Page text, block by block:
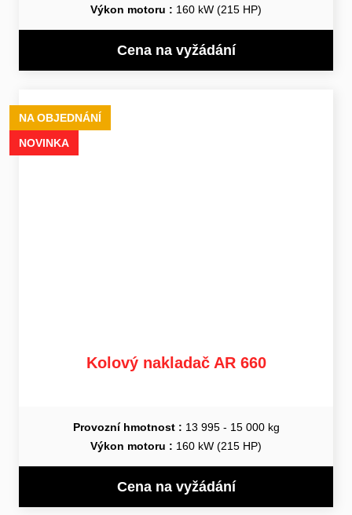
Výkon motoru : 160 kW (215 HP)
Cena na vyžádání
NA OBJEDNÁNÍ
NOVINKA
Kolový nakladač AR 660
Provozní hmotnost : 13 995 - 15 000 kg
Výkon motoru : 160 kW (215 HP)
Cena na vyžádání